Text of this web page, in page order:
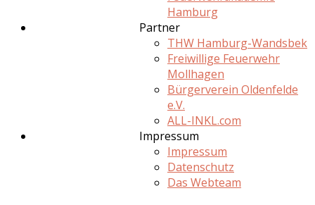
Hamburg
Partner
THW Hamburg-Wandsbek
Freiwillige Feuerwehr
Mollhagen
Bürgerverein Oldenfelde
e.V.
ALL-INKL.com
Impressum
Impressum
Datenschutz
Das Webteam